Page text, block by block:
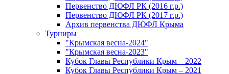
Первенство ДЮФЛ РК (2016 г.р.)
Первенство ДЮФЛ РК (2017 г.р.)
Архив первенства ДЮФЛ Крыма
Турниры
"Крымская весна-2024"
"Крымская весна-2023"
Кубок Главы Республики Крым – 2022
Кубок Главы Республики Крым – 2021